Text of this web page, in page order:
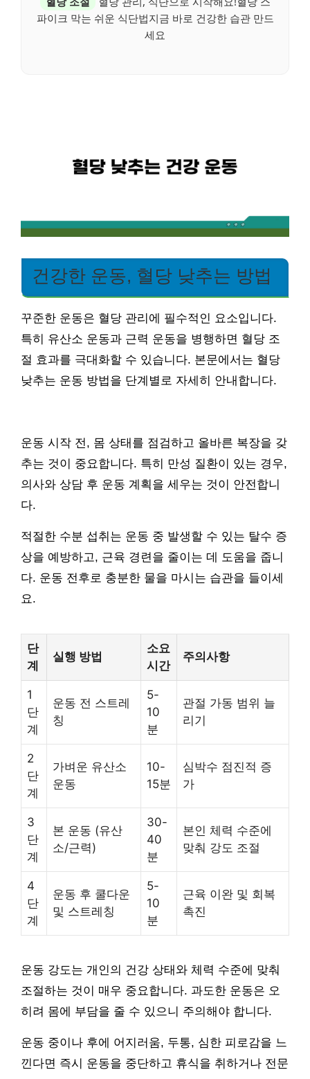
파이크 막는 쉬운 식단법지금 바로 건강한 습관 만드
세요
건강한 운동, 혈당 낮추는 방법
꾸준한 운동은 혈당 관리에 필수적인 요소입니다.
특히 유산소 운동과 근력 운동을 병행하면 혈당 조
절 효과를 극대화할 수 있습니다. 본문에서는 혈당
낮추는 운동 방법을 단계별로 자세히 안내합니다.
운동 시작 전, 몸 상태를 점검하고 올바른 복장을 갖
추는 것이 중요합니다. 특히 만성 질환이 있는 경우,
의사와 상담 후 운동 계획을 세우는 것이 안전합니
다.
적절한 수분 섭취는 운동 중 발생할 수 있는 탈수 증
상을 예방하고, 근육 경련을 줄이는 데 도움을 줍니
다. 운동 전후로 충분한 물을 마시는 습관을 들이세
요.
단
계
실행 방법
소요
시간
주의사항
1
단
계
운동 전 스트레
칭
5-
10
분
관절 가동 범위 늘
리기
2
단
계
가벼운 유산소
운동
10-
15분
심박수 점진적 증
가
3
단
계
본 운동 (유산
소/근력)
30-
40
분
본인 체력 수준에
맞춰 강도 조절
4
단
계
운동 후 쿨다운
및 스트레칭
5-
10
분
근육 이완 및 회복
촉진
운동 강도는 개인의 건강 상태와 체력 수준에 맞춰
조절하는 것이 매우 중요합니다. 과도한 운동은 오
히려 몸에 부담을 줄 수 있으니 주의해야 합니다.
운동 중이나 후에 어지러움, 두통, 심한 피로감을 느
낀다면 즉시 운동을 중단하고 휴식을 취하거나 전문